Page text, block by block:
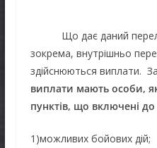
Що дає даний
зокрема, внутрішньо
здійснюються виплати.
виплати мають особи,
пунктів, що включені до
1)можливих бойових дій;